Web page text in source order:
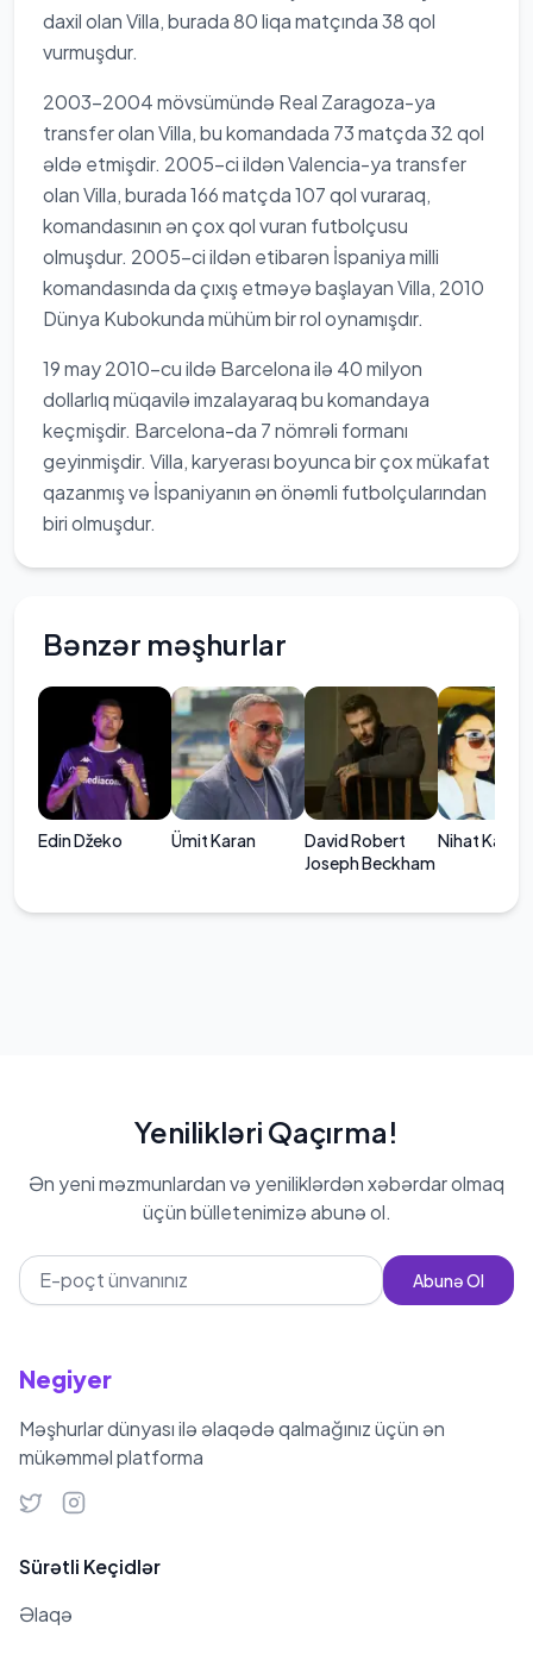
daxil olan Villa, burada 80 liqa matçında 38 qol
vurmuşdur.
2003-2004 mövsümündə Real Zaragoza-ya
transfer olan Villa, bu komandada 73 matçda 32 qol
əldə etmişdir. 2005-ci ildən Valencia-ya transfer
olan Villa, burada 166 matçda 107 qol vuraraq,
komandasının ən çox qol vuran futbolçusu
olmuşdur. 2005-ci ildən etibarən İspaniya milli
komandasında da çıxış etməyə başlayan Villa, 2010
Dünya Kubokunda mühüm bir rol oynamışdır.
19 may 2010-cu ildə Barcelona ilə 40 milyon
dollarlıq müqavilə imzalayaraq bu komandaya
keçmişdir. Barcelona-da 7 nömrəli formanı
geyinmişdir. Villa, karyerası boyunca bir çox mükafat
qazanmış və İspaniyanın ən önəmli futbolçularından
biri olmuşdur.
Bənzər məşhurlar
Edin Džeko Ümit Karan
David Robert
Joseph Beckham
Nihat
Yenilikləri Qaçırma!
Ən yeni məzmunlardan və yeniliklərdən xəbərdar olmaq
üçün bülletenimizə abunə ol.
Abunə Ol
Negiyer
Məşhurlar dünyası ilə əlaqədə qalmağınız üçün ən
mükəmməl platforma
Sürətli Keçidlər
Əlaqə